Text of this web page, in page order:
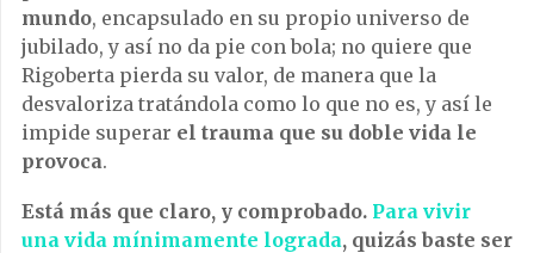
mundo, encapsulado en su propio universo de
jubilado, y así no da pie con bola; no quiere que
Rigoberta pierda su valor, de manera que la
desvaloriza tratándola como lo que no es, y así le
impide superar el trauma que su doble vida le
provoca.
Está más que claro, y comprobado. Para vivir
una vida mínimamente lograda, quizás baste ser